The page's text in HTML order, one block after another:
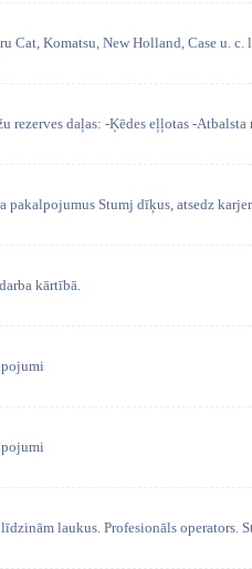
Cat, Komatsu, New Holland, Case u. c.
rezerves daļas: -Ķēdes eļļotas -
pakalpojumus Stumj dīķus, atsedz
kārtībā.
laukus. Profesionāls operators.